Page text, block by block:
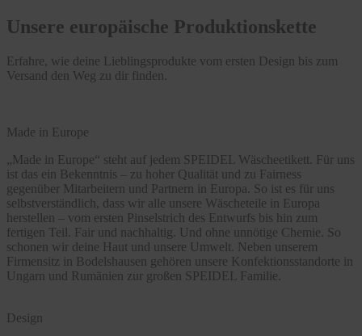
Unsere europäische Produktionskette
Erfahre, wie deine Lieblingsprodukte vom ersten Design bis zum
Versand den Weg zu dir finden.
Made in Europe
„Made in Europe“ steht auf jedem SPEIDEL Wäscheetikett. Für uns
ist das ein Bekenntnis – zu hoher Qualität und zu Fairness
gegenüber Mitarbeitern und Partnern in Europa. So ist es für uns
selbstverständlich, dass wir alle unsere Wäscheteile in Europa
herstellen – vom ersten Pinselstrich des Entwurfs bis hin zum
fertigen Teil. Fair und nachhaltig. Und ohne unnötige Chemie. So
schonen wir deine Haut und unsere Umwelt. Neben unserem
Firmensitz in Bodelshausen gehören unsere Konfektionsstandorte in
Ungarn und Rumänien zur großen SPEIDEL Familie.
Design